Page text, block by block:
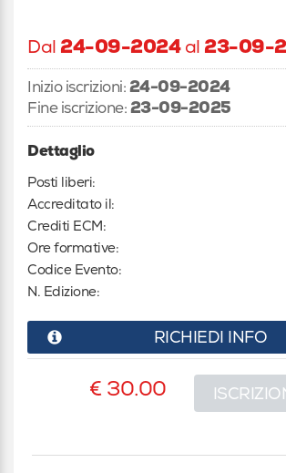
Dal 24-09-2024al 23-09-
Inizio iscrizioni:24-09-2024
Fine iscrizione:23-09-2025
Dettaglio
Posti liberi:
Accreditato il:
Crediti ECM:
Ore formative:
Codice Evento:
N. Edizione:
RICHIEDI INFO
€ 30.00